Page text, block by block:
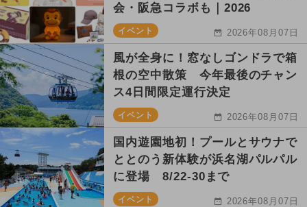
会・阪急コラボも｜2026
イベント 2026年08月07日
風が全身に！窓なしゴンドラで箱
根の空中散策 今年最後のチャン
ス4日間限定運行決定
イベント 2026年08月07日
国内遊園地初！プールとサウナで
ととのう新体験が浜名湖パルパル
に登場 8/22-30まで
イベント 2026年08月07日